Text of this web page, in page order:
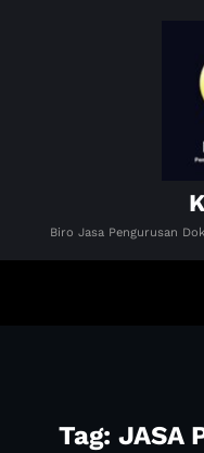
Biro Jasa Pengurusan
Tag: JASA